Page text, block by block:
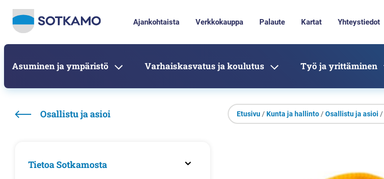
Ajankohtaista Verkkokauppa Palaute Kartat Yhteystiedot
Asuminen ja ympäristö Varhaiskasvatus ja koulutus Työ ja yrittäminen
Osallistu ja asioi
Tietoa Sotkamosta
Etusivu /Kunta ja hallinto /Osallistu ja asioi /